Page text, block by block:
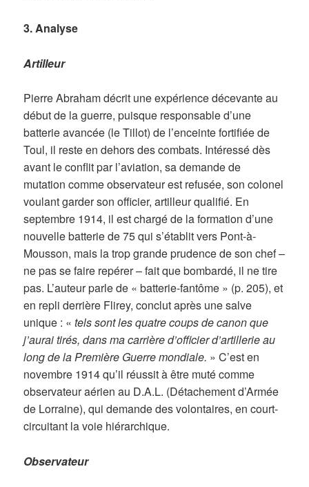
3. Analyse
Artilleur
Pierre Abraham décrit une expérience décevante au
début de la guerre, puisque responsable d’une
batterie avancée (le Tillot) de l’enceinte fortifiée de
Toul, il reste en dehors des combats. Intéressé dès
avant le conflit par l’aviation, sa demande de
mutation comme observateur est refusée, son colonel
voulant garder son officier, artilleur qualifié. En
septembre 1914, il est chargé de la formation d’une
nouvelle batterie de 75 qui s’établit vers Pont-à-
Mousson, mais la trop grande prudence de son chef –
ne pas se faire repérer – fait que bombardé, il ne tire
pas. L’auteur parle de « batterie-fantôme » (p. 205), et
en repli derrière Flirey, conclut après une salve
unique : «tels sont les quatre coups de canon que
j’aurai tirés, dans ma carrière d’officier d’artillerie au
long de la Première Guerre mondiale. » C’est en
novembre 1914 qu’il réussit à être muté comme
observateur aérien au D.A.L. (Détachement d’Armée
de Lorraine), qui demande des volontaires, en court-
circuitant la voie hiérarchique.
Observateur